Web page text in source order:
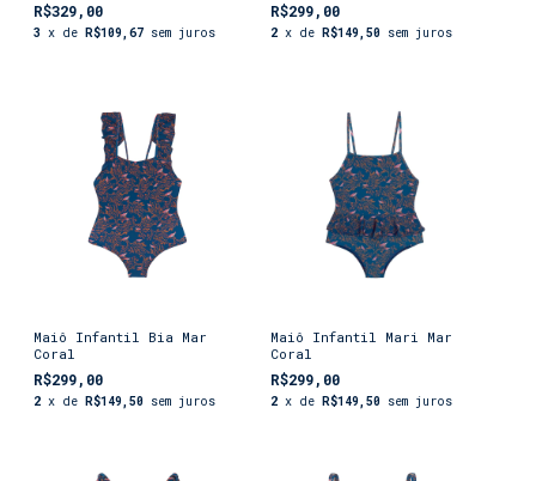
R$329,00
3 x de R$109,67 sem juros
R$299,00
2 x de R$149,50 sem juros
Maiô Infantil Bia Mar
Coral
R$299,00
2 x de R$149,50 sem juros
Maiô Infantil Mari Mar
Coral
R$299,00
2 x de R$149,50 sem juros